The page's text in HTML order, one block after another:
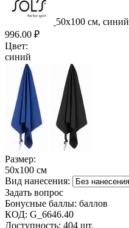
50х100 см, синий
996.00 ₽
Цвет:
синий
Размер:
50х100 см
Вид нанесения:
Задать вопрос
Бонусные баллы: баллов
КОД: G_6646.40
Доступность: 404 шт.